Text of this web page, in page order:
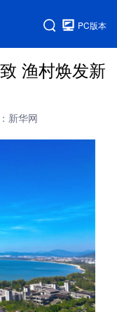
PC版本
渔村焕发新
新华网